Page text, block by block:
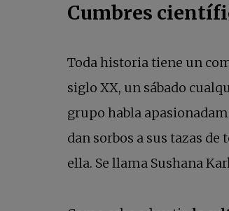
Cumbres
Toda historia tiene un
siglo XX, un sábado
grupo habla
dan sorbos a sus tazas
ella. Se llama Sushana